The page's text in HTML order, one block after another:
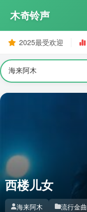
木奇铃声
2025最受欢迎
西楼儿女
海来阿木 流行金曲